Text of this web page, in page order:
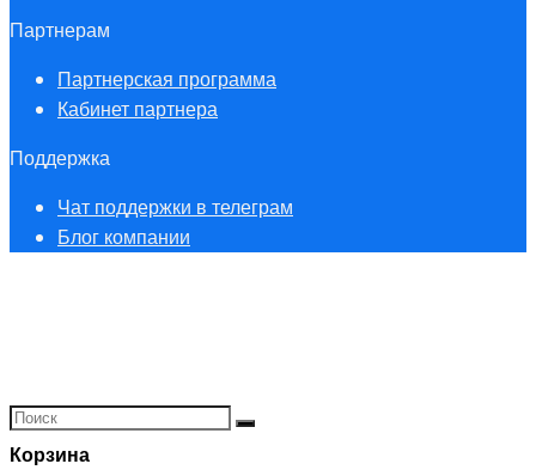
Партнерам
Партнерская программа
Кабинет партнера
Поддержка
Чат поддержки в телеграм
Блог компании
Корзина